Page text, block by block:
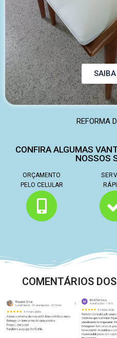
REFORMA
CONFIRA ALGUMAS
NOSSOS
ORÇAMENTO
PELO CELULAR
COMENTÁRIOS